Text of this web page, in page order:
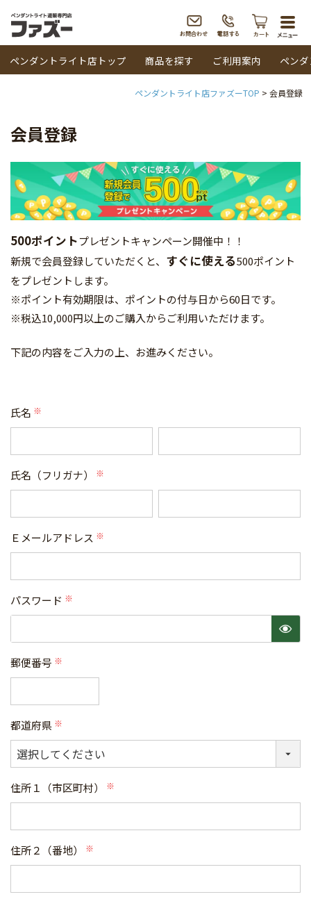
ペンダントライト店トップ 商品を探す ご利用案内 ペン
ペンダントライト店ファズーTOP 会員登録
会員登録
500ポイントプレゼントキャンペーン開催中！！
新規で会員登録していただくと、 すぐに使える500ポイント
をプレゼントします。
※ポイント有効期限は、ポイントの付与日から60日です。
※税込10,000円以上のご購入からご利用いただけます。
下記の内容をご入力の上、お進みください。
氏名
(必
氏名（フリガナ）
(必
Ｅメールアドレス
(必
パスワード
(必
郵便番号
(必
都道府県
(必
須)
住所１（市区町村）
(必
住所２（番地）
(必